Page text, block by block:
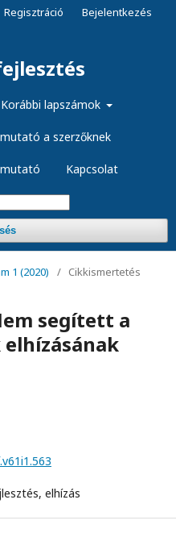
Korábbi lapszámok
a szerzőknek
Kapcsolat
Regisztráció Bejelentkezés
1 (2020) / Cikkismertetés
segített a
elhízásának
elhízás